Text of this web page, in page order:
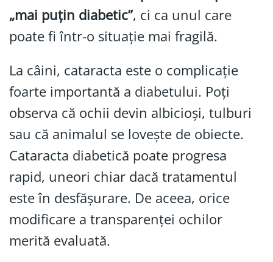
„mai puțin diabetic”, ci ca unul care
poate fi într-o situație mai fragilă.
La câini, cataracta este o complicație
foarte importantă a diabetului. Poți
observa că ochii devin albicioși, tulburi
sau că animalul se lovește de obiecte.
Cataracta diabetică poate progresa
rapid, uneori chiar dacă tratamentul
este în desfășurare. De aceea, orice
modificare a transparenței ochilor
merită evaluată.